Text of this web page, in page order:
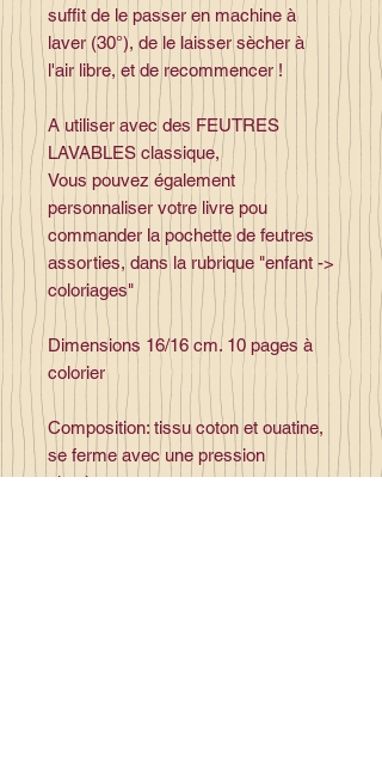
suffit de le passer en machine à
laver (30°), de le laisser sècher à
l'air libre, et de recommencer !
A utiliser avec des FEUTRES
LAVABLES classique,
Vous pouvez également
personnaliser votre livre pou
commander la pochette de feutres
assorties, dans la rubrique "enfant ->
coloriages"
Dimensions 16/16 cm. 10 pages à
colorier
Composition: tissu coton et ouatine,
se ferme avec une pression
plastique,